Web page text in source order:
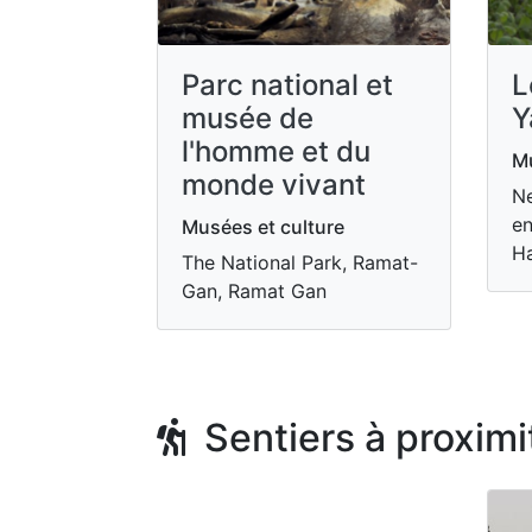
Parc national et
musée de
l'homme et du
monde vivant
Musées et culture
The National Park, Ramat-
Gan, Ramat Gan
Sentiers à